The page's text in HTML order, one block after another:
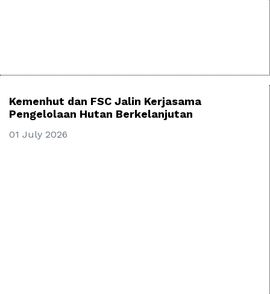
Kemenhut dan FSC Jalin Kerjasama
Pengelolaan Hutan Berkelanjutan
01 July 2026